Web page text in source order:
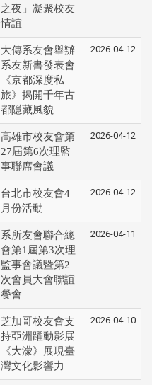
之夜」凝聚校友
情誼
大傳系友會舉辦
系友新書發表會
《京都深度私
旅》揭開千年古
都隱藏風貌
2026-04-12
高雄市校友會第
27屆第6次理監
事聯席會議
2026-04-12
台北市校友會4
月份活動
2026-04-12
系所友會聯合總
會第1屆第3次理
監事會議暨第2
次會員大會聯誼
餐會
2026-04-11
芝加哥校友會支
持亞洲躍動影展
《大濛》展現臺
灣文化影響力
2026-04-10